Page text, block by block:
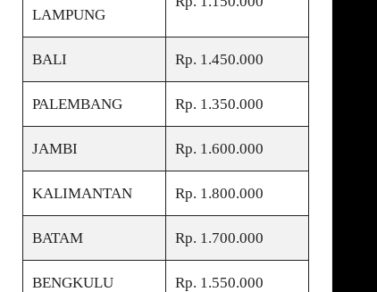
LAMPUNG
BALI Rp. 1.450.000
PALEMBANG Rp. 1.350.000
JAMBI Rp. 1.600.000
KALIMANTAN Rp. 1.800.000
BATAM Rp. 1.700.000
BENGKULU Rp. 1.550.000